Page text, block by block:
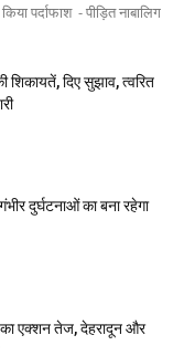
पर्दाफाश - पीड़ित नाबालिग
शिकायतें, दिए सुझाव, त्वरित
दुर्घटनाओं का बना रहेगा
का एक्शन तेज, देहरादून और